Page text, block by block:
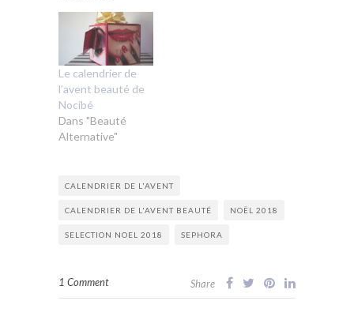
Le calendrier de
l’avent beauté de
Nocibé
Dans "Beauté
Alternative"
CALENDRIER DE L'AVENT
CALENDRIER DE L'AVENT BEAUTÉ NOËL 2018
SELECTION NOEL 2018 SEPHORA
1 Comment Share